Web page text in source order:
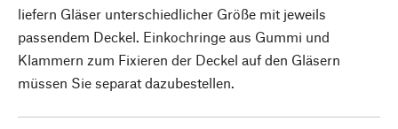
liefern Gläser unterschiedlicher Größe mit jeweils
passendem Deckel. Einkochringe aus Gummi und
Klammern zum Fixieren der Deckel auf den Gläsern
müssen Sie separat dazubestellen.